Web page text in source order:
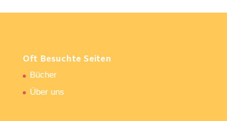
Oft Besuchte Seiten
Bücher
Über uns